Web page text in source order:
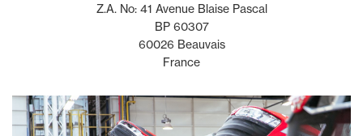
Z.A. No: 41 Avenue Blaise Pascal
BP 60307
60026 Beauvais
France